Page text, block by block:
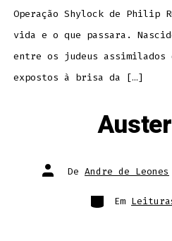
Operação Shylock de Philip
vida e o que passara.
entre os judeus assimilados
expostos à brisa da […]
Autor
do De Andre de Leones
Categorias
Em